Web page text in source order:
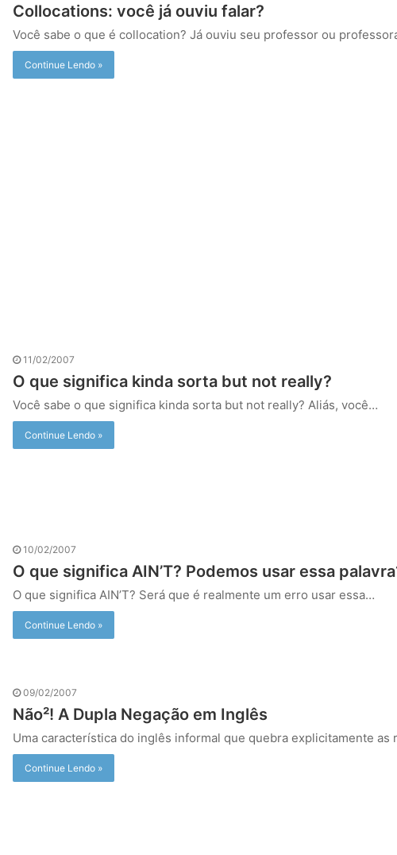
Collocations: você já ouviu falar?
Você sabe o que é collocation? Já ouviu seu professor ou
Continue Lendo »
11/02/2007
O que significa kinda sorta but not really?
Você sabe o que significa kinda sorta but not really? Aliás, você…
Continue Lendo »
10/02/2007
O que significa AIN’T? Podemos usar essa
O que significa AIN’T? Será que é realmente um erro usar essa…
Continue Lendo »
09/02/2007
Não²! A Dupla Negação em Inglês
Uma característica do inglês informal que quebra explicitamente as
Continue Lendo »